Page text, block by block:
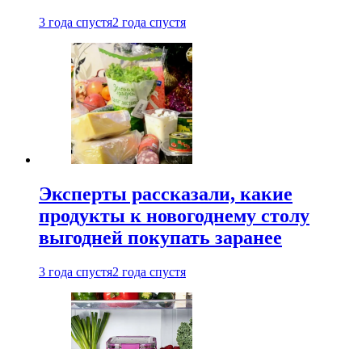
3 года спустя2 года спустя
Эксперты рассказали, какие
продукты к новогоднему столу
выгодней покупать заранее
3 года спустя2 года спустя